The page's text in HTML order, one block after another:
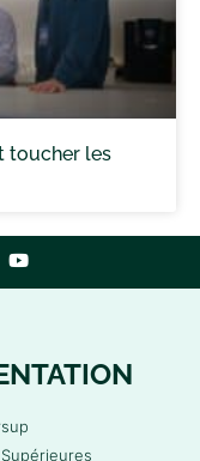
toucher les